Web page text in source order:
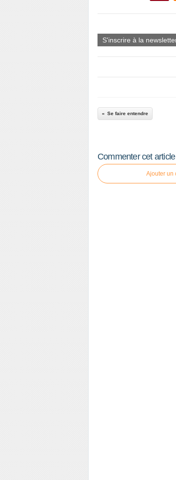
S'inscrire à la
Se faire entendre
Commenter cet article
Ajouter un